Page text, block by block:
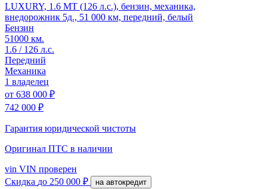
LUXURY, 1.6 MT (126 л.с.), бензин, механика,
внедорожник 5д., 51 000 км, передний, белый
Бензин
51000 км.
1.6 / 126 л.с.
Передний
Механика
1 владелец
от 638 000 ₽
742 000 ₽
Гарантия юридической чистоты
Оригинал ПТС в наличии
vin VIN проверен
Скидка до 250 000 ₽ на автокредит